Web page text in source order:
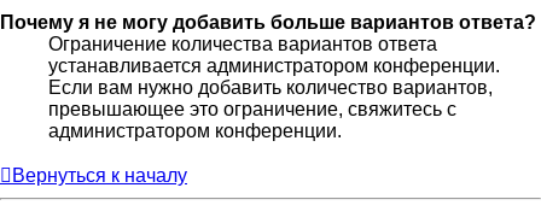
Почему я не могу добавить больше вариантов ответа?
Ограничение количества вариантов ответа
устанавливается администратором конференции.
Если вам нужно добавить количество вариантов,
превышающее это ограничение, свяжитесь с
администратором конференции.
Вернуться к началу